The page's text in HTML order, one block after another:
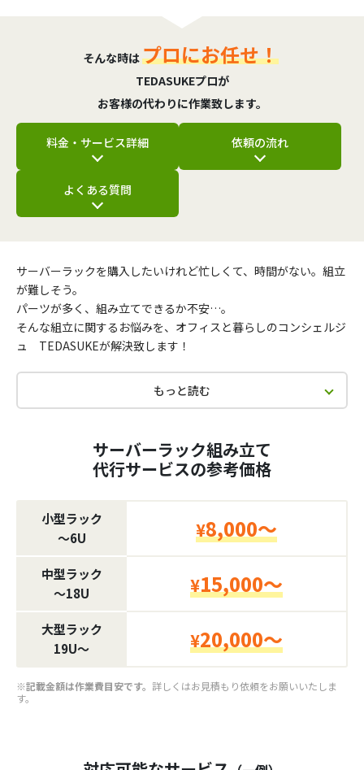
そんな時はプロにお任せ！
TEDASUKEプロが
お客様の代わりに作業致します。
料金・サービス詳細 依頼の流れ
よくある質問
サーバーラックを購入したいけれど忙しくて、時間がない。組立
が難しそう。
パーツが多く、組み立てできるか不安…。
そんな組立に関するお悩みを、オフィスと暮らしのコンシェルジ
ュ TEDASUKEが解決致します！
もっと読む
サーバーラック組み立て
代行サービスの参考価格
小型ラック
〜6U
¥8,000～
中型ラック
〜18U
¥15,000～
大型ラック
19U〜
¥20,000～
※記載金額は作業費目安です。 詳しくはお見積もり依頼をお願いいたしま
す。